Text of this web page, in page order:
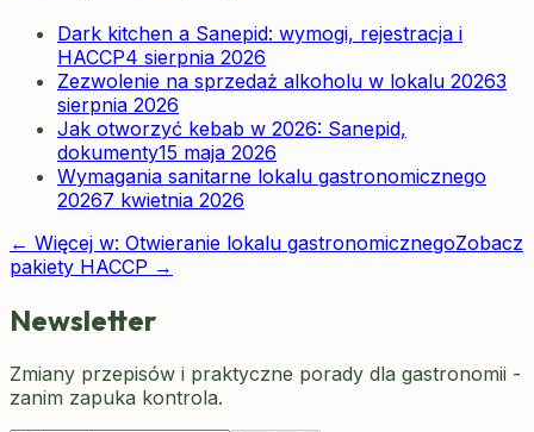
Dark kitchen a Sanepid: wymogi, rejestracja i
HACCP4 sierpnia 2026
Zezwolenie na sprzedaż alkoholu w lokalu 20263
sierpnia 2026
Jak otworzyć kebab w 2026: Sanepid,
dokumenty15 maja 2026
Wymagania sanitarne lokalu gastronomicznego
20267 kwietnia 2026
← Więcej w: Otwieranie lokalu gastronomicznegoZobacz
pakiety HACCP →
Newsletter
Zmiany przepisów i praktyczne porady dla gastronomii -
zanim zapuka kontrola.